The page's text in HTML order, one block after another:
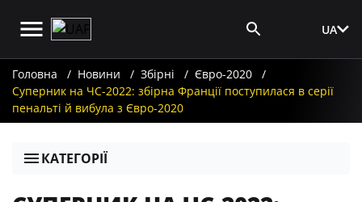
UA
Головна Новини Збірні
Євро-2020
Суперник на ЧС-2022: збірна Франції поступилася в серії
пенальті й вибула з Євро-2020
КАТЕГОРІЇ